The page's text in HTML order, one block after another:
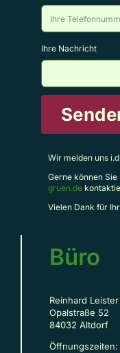
Ihre Nachricht
Wir melden uns
Gerne können
gruen.de
Vielen Dank für
Büro
Reinhard
Opalstraße 52
84032 Altdorf
Öffnungszeiten: